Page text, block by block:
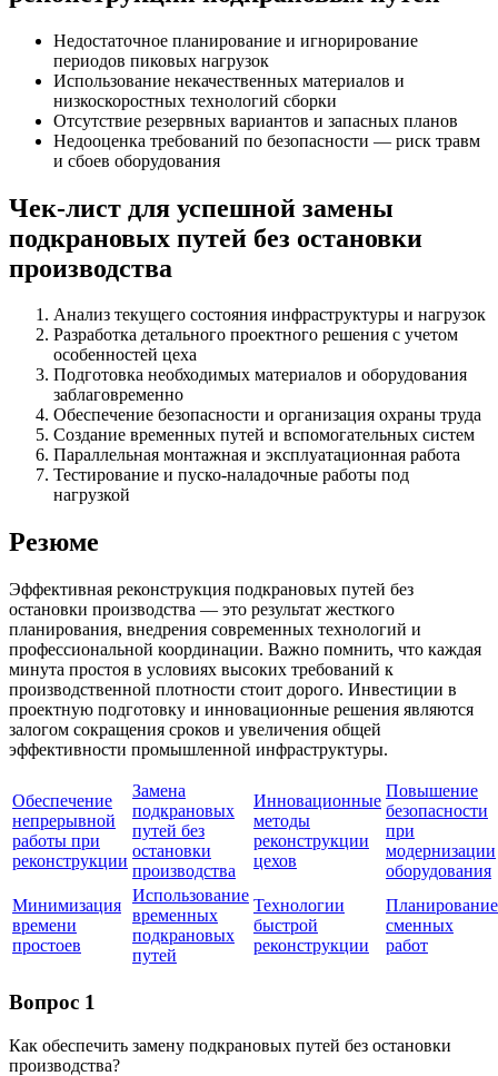
Недостаточное планирование и игнорирование
периодов пиковых нагрузок
Использование некачественных материалов и
низкоскоростных технологий сборки
Отсутствие резервных вариантов и запасных планов
Недооценка требований по безопасности — риск травм
и сбоев оборудования
Чек-лист для успешной замены
подкрановых путей без остановки
производства
Анализ текущего состояния инфраструктуры и нагрузок
Разработка детального проектного решения с учетом
особенностей цеха
Подготовка необходимых материалов и оборудования
заблаговременно
Обеспечение безопасности и организация охраны труда
Создание временных путей и вспомогательных систем
Параллельная монтажная и эксплуатационная работа
Тестирование и пуско-наладочные работы под
нагрузкой
Резюме
Эффективная реконструкция подкрановых путей без
остановки производства — это результат жесткого
планирования, внедрения современных технологий и
профессиональной координации. Важно помнить, что каждая
минута простоя в условиях высоких требований к
производственной плотности стоит дорого. Инвестиции в
проектную подготовку и инновационные решения являются
залогом сокращения сроков и увеличения общей
эффективности промышленной инфраструктуры.
Обеспечение
непрерывной
работы при
реконструкции
Замена
подкрановых
путей без
остановки
производства
Инновационные
методы
реконструкции
цехов
Повышение
безопасности
при
модернизации
оборудования
Минимизация
времени
простоев
Использование
временных
подкрановых
путей
Технологии
быстрой
реконструкции
Планирование
сменных
работ
Вопрос 1
Как обеспечить замену подкрановых путей без остановки
производства?